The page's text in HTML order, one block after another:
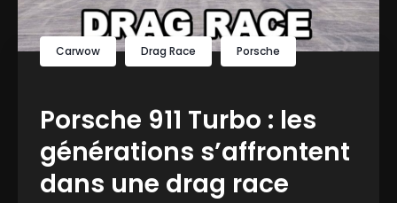
Carwow Drag Race Porsche
Porsche 911 Turbo : les
générations s’affrontent
dans une drag race